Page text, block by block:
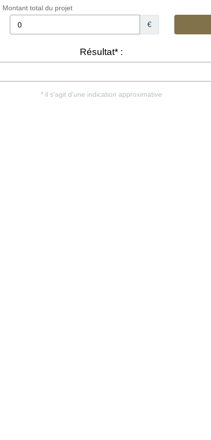
Montant total du projet
€
Résultat* :
* il s'agit d'une indication approximative